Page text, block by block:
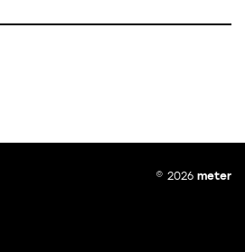
© 2026 meter